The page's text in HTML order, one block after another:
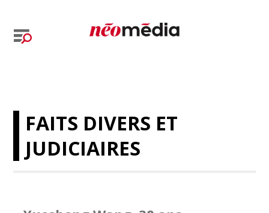
FAITS DIVERS ET
JUDICIAIRES